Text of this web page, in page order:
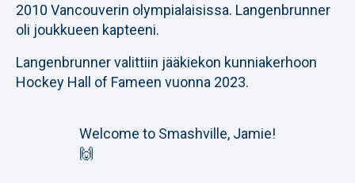
2010 Vancouverin olympialaisissa. Langenbrunner
oli joukkueen kapteeni.
Langenbrunner valittiin jääkiekon kunniakerhoon
Hockey Hall of Fameen vuonna 2023.
Welcome to Smashville, Jamie!
🙌